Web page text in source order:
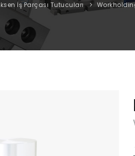
İş Parçası Tutucuları